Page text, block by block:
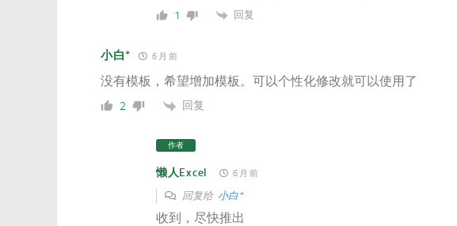
1 回复
小白* 6 月 前
没有模板，希望增加模板。可以个性化修改就可以使用了
2 回复
作者
懒人Excel 6 月 前
回复给 小白*
收到，尽快推出